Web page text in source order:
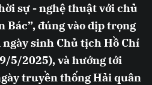
sự - nghệ thuật với chủ
Bác”, đúng vào dịp trọng
sinh Chủ tịch Hồ Chí
5/2025), và hướng tới
truyền thống Hải quân